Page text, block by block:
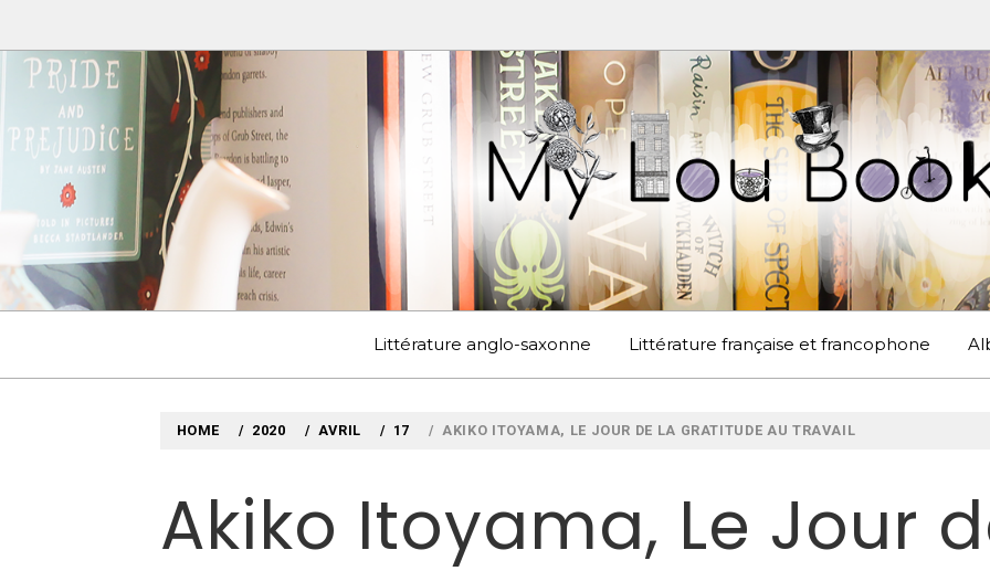
to
content
MYLOUBOOK
VOYAGES LITTÉRAIRES EN ANGLETERRE ET AILLEURS
Littérature anglo-saxonne Littérature française et francophone
HOME 2020 AVRIL 17 AKIKO ITOYAMA, LE JOUR DE LA GRATITUDE AU TRAVAIL
Akiko Itoyama, Le Jour